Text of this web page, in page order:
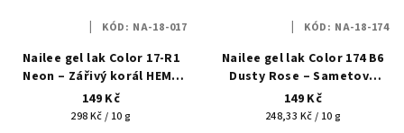
Nailee gel lak Color 17-R1
Neon – Zářivý korál HEMA
Free 6g
149 Kč
Měrná
298 Kč / 10 g
KÓD: NA-18-017
Nailee gel lak Color 174 B6
Dusty Rose – Sametová
růže HEMA Free 6g
149 Kč
Měrná
248,33 Kč / 10 g
KÓD: NA-18-174